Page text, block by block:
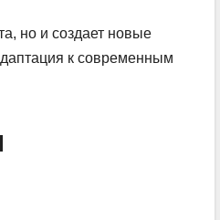
но и создает новые
к современным